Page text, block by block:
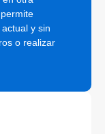
y sin
o realizar